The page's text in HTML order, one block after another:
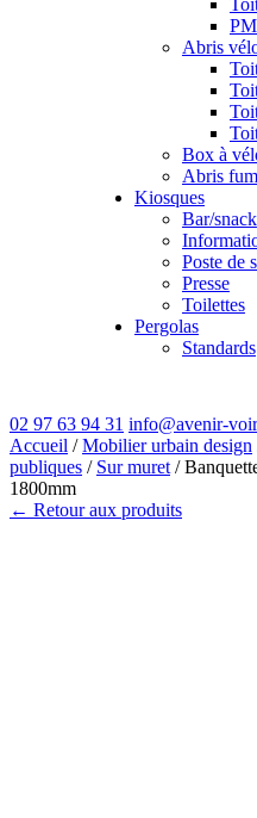
Abris
Box à
Abris
Kiosques
Bar/snack
Poste de
Presse
Toilettes
Pergolas
Standards
02 97 63 94 31 info@avenir-
Accueil /Mobilier urbain design
publiques / Sur muret /
1800mm
← Retour aux produits